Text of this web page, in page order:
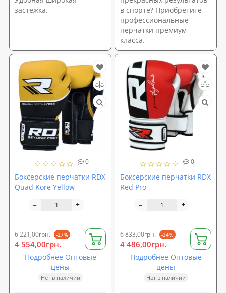
застежка.
в спорте? Приобретите
профессиональные
перчатки премиум-
класса.
0
Боксерские перчатки RDX
Quad Kore Yellow
6 221,00грн. -27%
4 554,00грн.
Подробнее Оптовые
цены
Нет в наличии
0
Боксерские перчатки RDX
Red Pro
6 833,00грн. -34%
4 486,00грн.
Подробнее Оптовые
цены
Нет в наличии